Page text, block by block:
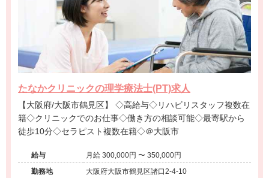
たなかクリニックの理学療法士(PT)求人
【大阪府/大阪市鶴見区】 ◇高給与◇リハビリスタッフ複数在
籍◇クリニックでのお仕事◇働き方の相談可能◇最寄駅から
徒歩10分◇セラピスト複数在籍◇＠大阪市
給与
月給 300,000円 〜 350,000円
勤務地
大阪府大阪市鶴見区諸口2-4-10